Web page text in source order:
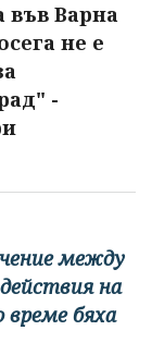
във Варна
не е
-
между
на
бяха